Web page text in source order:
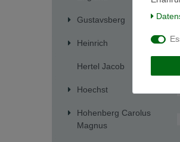
Gustavsberg
Heinrich
Hertel Jacob
Hoechst
Hohenberg Carolus
Magnus